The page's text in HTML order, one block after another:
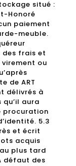
situé :
Honoré
paiement
meuble.
des frais et
ou
de ART
délivrés à
qu’il aura
procuration
5.3
et écrit
lots acquis
plus tard
défaut des